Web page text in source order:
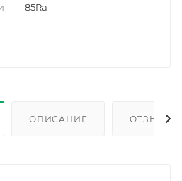
— 85Ra
ОПИСАНИЕ ОТЗЫВЫ